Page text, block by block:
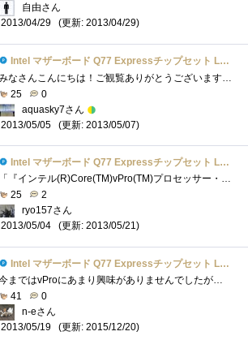
自由さん
2013/04/29
(更新: 2013/04/29)
Intel マザーボード Q77 Expressチップセット LGA1155 BOXDQ77MK 【Micro-ATX】
25
0
aquasky7さん
2013/05/05
(更新: 2013/05/07)
Intel マザーボード Q77 Expressチップセット LGA1155 BOXDQ77MK 【Micro-ATX】
25
2
ryo157さん
2013/05/04
(更新: 2013/05/21)
Intel マザーボード Q77 Expressチップセット LGA1155 BOXDQ77MK 【Micro-ATX】
41
0
n-eさん
2013/05/19
(更新: 2015/12/20)